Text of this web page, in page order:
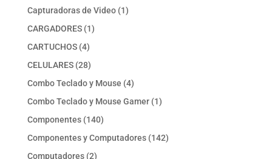
productos
Capturadoras de Video 11
CARGADORES 11
CARTUCHOS 44
productos
CELULARES 2828
productos
Combo Teclado y Mouse 44
productos
Combo Teclado y Mouse Gamer 11
Componentes 140140
productos
Componentes y Computadores 142142
Computadores 22